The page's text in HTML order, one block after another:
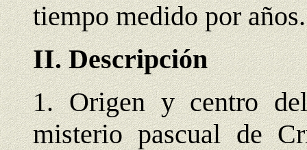
tiempo medido por años.
II. Descripción
1. Origen y centro
misterio pascual de